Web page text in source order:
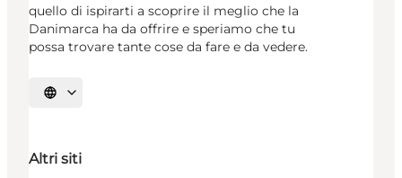
quello di ispirarti a scoprire il meglio che la
Danimarca ha da offrire e speriamo che tu
possa trovare tante cose da fare e da vedere.
Seleziona la lingua
Altri siti